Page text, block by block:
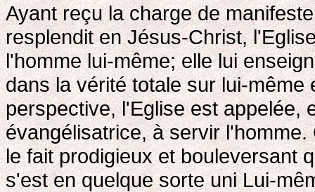
Ayant reçu la charge de
resplendit en Jésus-Christ,
l'homme lui-même; elle lui
dans la vérité totale sur lui-
perspective, l'Eglise est appelée,
évangélisatrice, à servir
le fait prodigieux et bouleversant
s'est en quelque sorte uni Lui-